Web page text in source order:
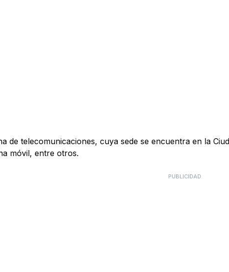
de telecomunicaciones, cuya sede se encuentra en la
móvil, entre otros.
PUBLICIDAD